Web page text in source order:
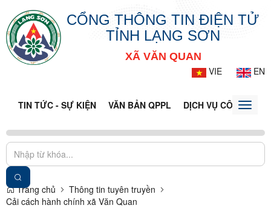
CỔNG THÔNG TIN ĐIỆN TỬ
TỈNH LẠNG SƠN
XÃ VĂN QUAN
VIE
EN
TIN TỨC - SỰ KIỆN VĂN BẢN QPPL DỊCH VỤ CÔNGToggle
Trang chủ
Thông tin tuyên truyền
Cải cách hành chính xã Văn Quan